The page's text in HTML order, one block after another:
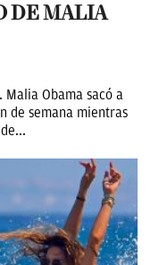
DE MALIA
Malia Obama sacó a
de semana mientras